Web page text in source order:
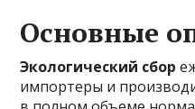
Основные
Экологический сбор
импортеры и